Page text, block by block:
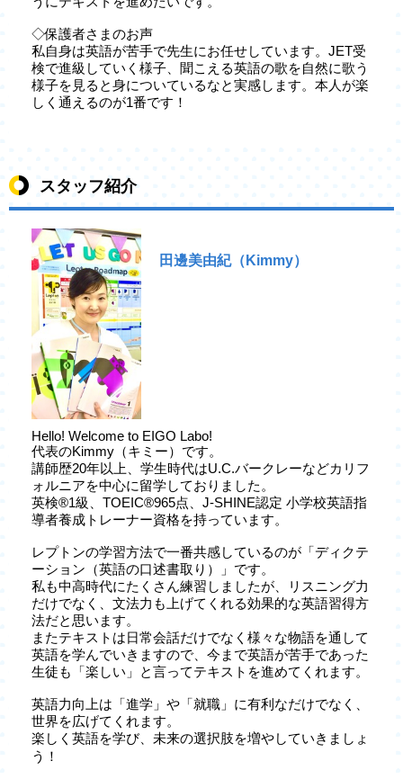
◇保護者さまのお声
私自身は英語が苦手で先生にお任せしています。JET受
検で進級していく様子、聞こえる英語の歌を自然に歌う
様子を見ると身についているなと実感します。本人が楽
しく通えるのが1番です！
スタッフ紹介
田邊美由紀（Kimmy）
Hello! Welcome to EIGO Labo!
代表のKimmy（キミー）です。
講師歴20年以上、学生時代はU.C.バークレーなどカリフ
ォルニアを中心に留学しておりました。
英検®1級、TOEIC®965点、J-SHINE認定 小学校英語指
導者養成トレーナー資格を持っています。
レプトンの学習方法で一番共感しているのが「ディクテ
ーション（英語の口述書取り）」です。
私も中高時代にたくさん練習しましたが、リスニング力
だけでなく、文法力も上げてくれる効果的な英語習得方
法だと思います。
またテキストは日常会話だけでなく様々な物語を通して
英語を学んでいきますので、今まで英語が苦手であった
生徒も「楽しい」と言ってテキストを進めてくれます。
英語力向上は「進学」や「就職」に有利なだけでなく、
世界を広げてくれます。
楽しく英語を学び、未来の選択肢を増やしていきましょ
う！